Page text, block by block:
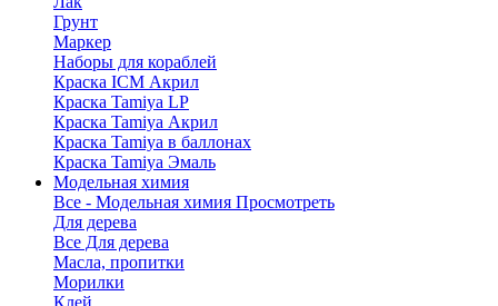
Грунт
Маркер
Наборы для кораблей
Краска ICM Акрил
Краска Tamiya LP
Краска Tamiya Акрил
Краска Tamiya в баллонах
Краска Tamiya Эмаль
Модельная химия
Все - Модельная химия Просмотреть
Для дерева
Все Для дерева
Масла, пропитки
Морилки
Клей